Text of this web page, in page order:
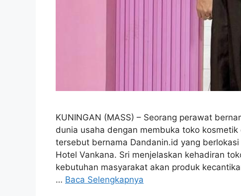
KUNINGAN (MASS) – Seorang perawat
dunia usaha dengan membuka toko
tersebut bernama Dandanin.id yang
Hotel Vankana. Sri menjelaskan kehadiran
kebutuhan masyarakat akan produk
… Baca Selengkapnya